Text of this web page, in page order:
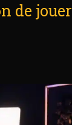
de jouer